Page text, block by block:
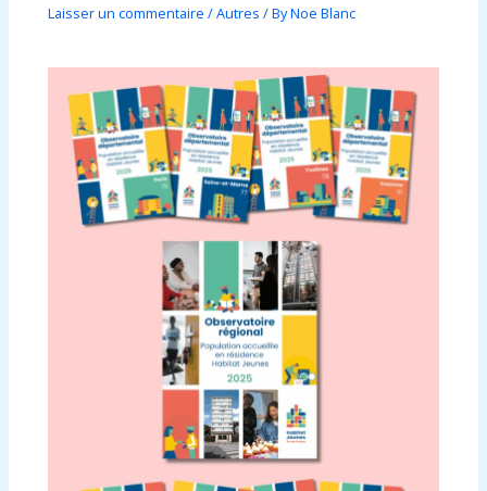
Laisser un commentaire /Autres / ByNoe Blanc